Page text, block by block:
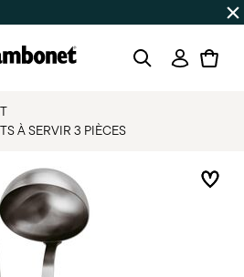
50% | Commandes du 7 au 16
À SERVIR 3 PIÈCES